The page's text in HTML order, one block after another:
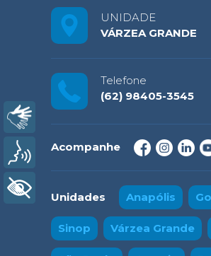
UNIDADE
VÁRZEA GRANDE
Telefone
(62) 98405-3545
Acompanhe
Unidades Anapólis
Sinop Várzea Grande
Voz
+ Acessibilidade